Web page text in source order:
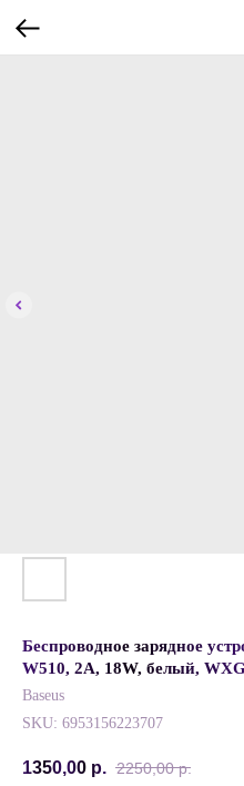
Беспроводное зарядное
W510, 2A, 18W, белый,
Baseus
SKU: 6953156223707
1350,00 р. 2250,00 р.